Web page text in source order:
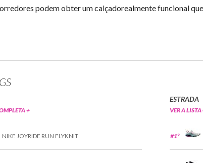
podem obter um calçadorealmente funcional
+
NIKE JOYRIDE RUN FLYKNIT
ESTRADA
VER A
#1º